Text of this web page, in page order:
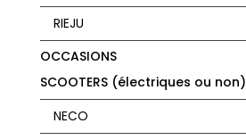
RIEJU
OCCASIONS
SCOOTERS (électriques ou non)
NECO